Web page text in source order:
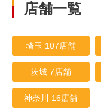
店舗一覧
埼玉 107店舗
茨城 7店舗
神奈川 16店舗